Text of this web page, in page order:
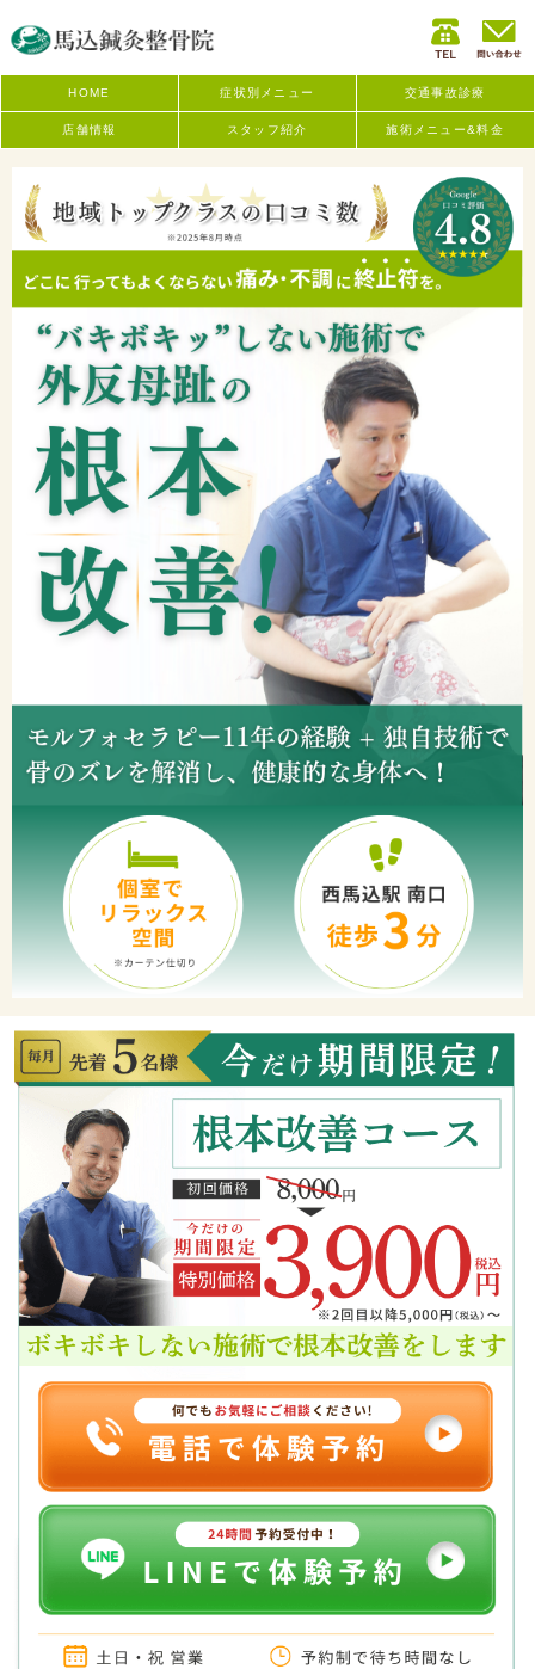
HOME 症状別メニュー 交通事故診療
店舗情報 スタッフ紹介 施術メニュー&料金